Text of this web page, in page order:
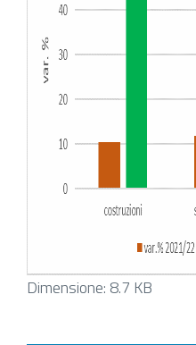
Clicca
Dimensione: 8.7 KB